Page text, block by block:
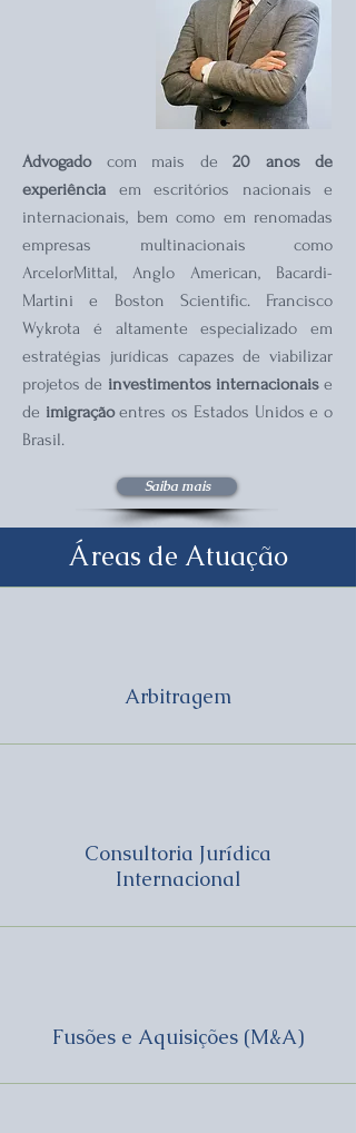
Advogadocom mais de 20 anos de
experiência em escritórios nacionais e
internacionais, bem como em renomadas
empresas multinacionais como
ArcelorMittal, Anglo American, Bacardi-
Martini e Boston Scientific. Francisco
Wykrota é altamente especializado em
estratégias jurídicas capazes de viabilizar
projetos de investimentos internacionaise
de imigraçãoentres os Estados Unidos e o
Brasil.
Saiba mais
​Áreas de Atuação
Arbitragem
Consultoria Jurídica
Internacional
Fusões e Aquisições (M&A)